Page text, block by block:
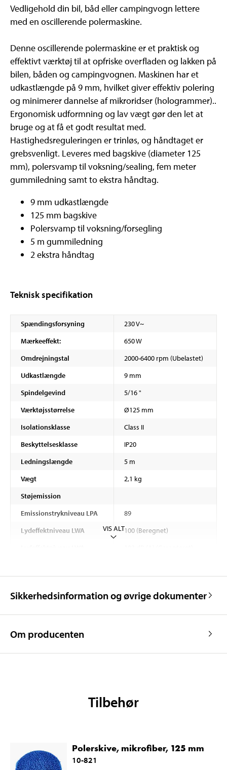
Vedligehold din bil, båd eller campingvogn lettere
med en oscillerende polermaskine.
Denne oscillerende polermaskine er et praktisk og
effektivt værktøj til at opfriske overfladen og lakken på
bilen, båden og campingvognen. Maskinen har et
udkastlængde på 9 mm, hvilket giver effektiv polering
og minimerer dannelse af mikroridser (hologrammer)..
Ergonomisk udformning og lav vægt gør den let at
bruge og at få et godt resultat med.
Hastighedsreguleringen er trinløs, og håndtaget er
grebsvenligt. Leveres med bagskive (diameter 125
mm), polersvamp til voksning/sealing, fem meter
gummiledning samt to ekstra håndtag.
9 mm udkastlængde
125 mm bagskive
Polersvamp til voksning/forsegling
5 m gummiledning
2 ekstra håndtag
Teknisk specifikation
Spændingsforsyning
230 V~
Mærkeeffekt:
650 W
Omdrejningstal
2000-6400 rpm (Ubelastet)
Udkastlængde
9 mm
Spindelgevind
5/16 "
Værktøjsstørrelse
Ø125 mm
Isolationsklasse
Class II
Beskyttelsesklasse
IP20
Ledningslængde
5 m
Vægt
2,1 kg
Støjemission
Emissionstrykniveau LPA
89
Lydeffektniveau LWA
100 (Beregnet)
VIS ALT
Sikkerhedsinformation og øvrige dokumenter
Om producenten
Tilbehør
Polerskive, mikrofiber, 125 mm
10-821